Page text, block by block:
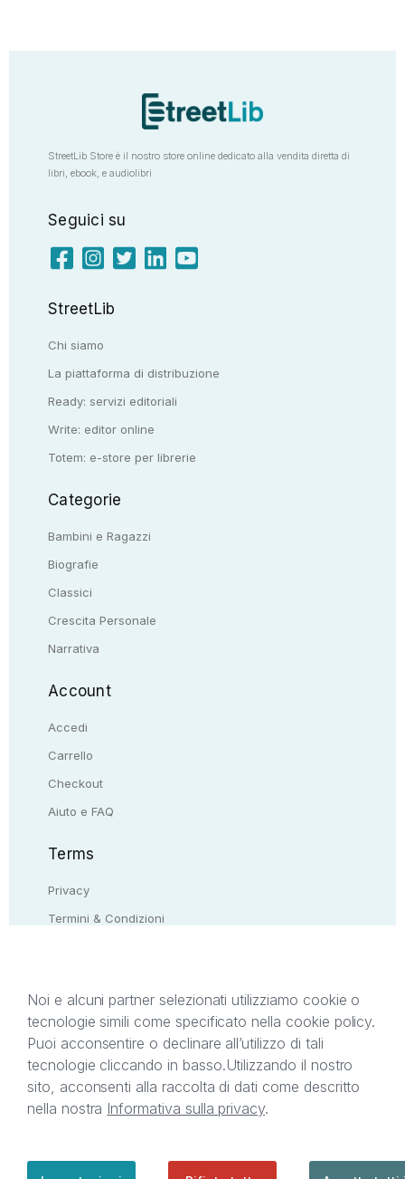
StreetLib Store è il nostro store online dedicato alla vendita diretta di
libri, ebook, e audiolibri
Seguici su
StreetLib
Chi siamo
La piattaforma di distribuzione
Ready: servizi editoriali
Write: editor online
Totem: e-store per librerie
Categorie
Bambini e Ragazzi
Biografie
Classici
Crescita Personale
Narrativa
Account
Accedi
Carrello
Checkout
Aiuto e FAQ
Terms
Privacy
Termini & Condizioni
Il presente sito web è di proprietà di StreetLib S.r.l.
C.F. e P.IVA 05338720963. StreetLib S.r.l. è
titolare di tutti i diritti di proprietà intellettuale
afferenti ai marchi, loghi e segni distintivi presenti
sul sito web. Si invita l’utente a prendere visione
support@streetlib.com
Noi e alcuni partner selezionati utilizziamo cookie o
tecnologie simili come specificato nella cookie policy.
Puoi acconsentire o declinare all’utilizzo di tali
tecnologie cliccando in basso.Utilizzando il nostro
sito, acconsenti alla raccolta di dati come descritto
nella nostra Informativa sulla privacy.